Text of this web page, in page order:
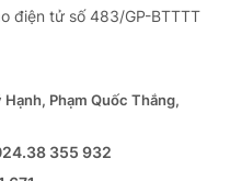
điện tử số 483/GP-BTTTT
Phạm Quốc Thắng,
355 932